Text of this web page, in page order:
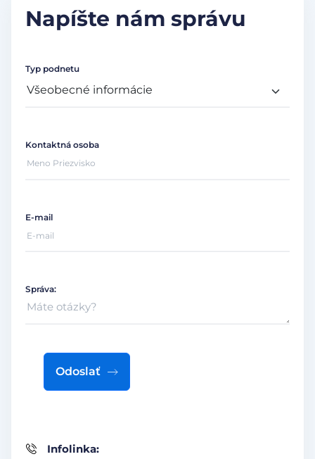
Napíšte nám správu
Infolinka:
Typ podnetu
Kontaktná osoba
E-mail
Správa:
Odoslať